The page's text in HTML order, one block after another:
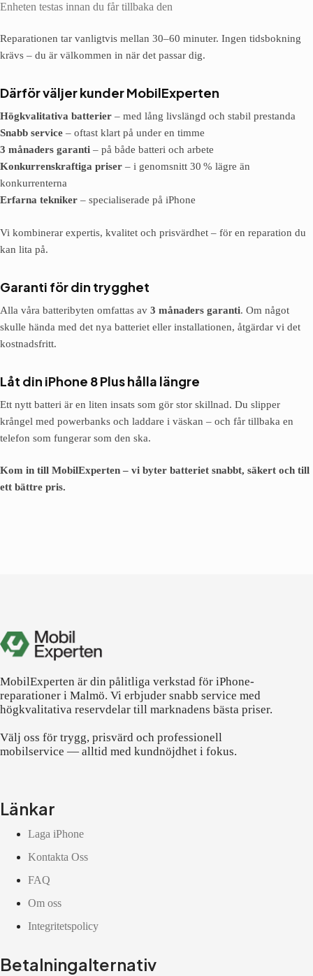
Enheten testas innan du får tillbaka den
Reparationen tar vanligtvis mellan 30–60 minuter. Ingen tidsbokning
krävs – du är välkommen in när det passar dig.
Därför väljer kunder MobilExperten
Högkvalitativa batterier – med lång livslängd och stabil prestanda
Snabb service – oftast klart på under en timme
3 månaders garanti – på både batteri och arbete
Konkurrenskraftiga priser – i genomsnitt 30 % lägre än
konkurrenterna
Erfarna tekniker – specialiserade på iPhone
Vi kombinerar expertis, kvalitet och prisvärdhet – för en reparation du
kan lita på.
Garanti för din trygghet
Alla våra batteribyten omfattas av 3 månaders garanti. Om något
skulle hända med det nya batteriet eller installationen, åtgärdar vi det
kostnadsfritt.
Låt din iPhone 8 Plus hålla längre
Ett nytt batteri är en liten insats som gör stor skillnad. Du slipper
krångel med powerbanks och laddare i väskan – och får tillbaka en
telefon som fungerar som den ska.
Kom in till MobilExperten – vi byter batteriet snabbt, säkert och till
ett bättre pris.
MobilExperten är din pålitliga verkstad för iPhone-
reparationer i Malmö. Vi erbjuder snabb service med
högkvalitativa reservdelar till marknadens bästa priser.
Välj oss för trygg, prisvärd och professionell
mobilservice — alltid med kundnöjdhet i fokus.
Länkar
Laga iPhone
Kontakta Oss
FAQ
Om oss
Integritetspolicy
Betalningalternativ